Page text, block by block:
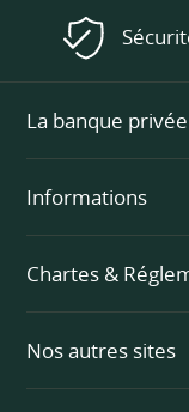
La banque privée
Informations
Chartes &
Nos autres sites